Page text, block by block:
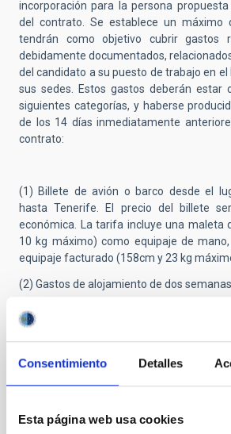
Consentimiento Detalles
Esta página web usa cookies
incorporación para la persona
del contrato. Se establece un máximo
tendrán como objetivo cubrir gastos
debidamente documentados,
del candidato a su puesto de trabajo en el
sus sedes. Estos gastos deberán estar
siguientes categorías, y haberse
de los 14 días inmediatamente
contrato:
(1) Billete de avión o barco desde el
hasta Tenerife. El precio del billete
económica. La tarifa incluye una maleta
10 kg máximo) como equipaje de
equipaje facturado (158cm y 23 kg
(2) Gastos de alojamiento de dos
(3) Gastos de manutención (37,40€ x 14
No se reembolsará ningún otro tipo
Impuesto de la Renta de las
correspondiente.